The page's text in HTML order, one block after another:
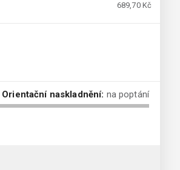
689,70 Kč
Orientační naskladnění: na poptání